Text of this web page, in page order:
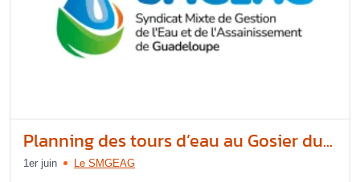
Planning des tours d’eau au Gosier du...
1er juin Le SMGEAG